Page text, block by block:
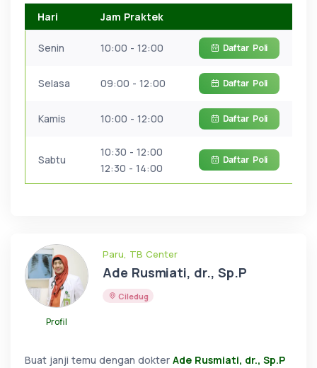
Hari Jam Praktek
Senin 10:00 - 12:00 Daftar Poli
Selasa 09:00 - 12:00 Daftar Poli
Kamis 10:00 - 12:00 Daftar Poli
Sabtu
10:30 - 12:00
12:30 - 14:00
Daftar Poli
Profil
Paru, TB Center
Ade Rusmiati, dr., Sp.P
Ciledug
Buat janji temu dengan dokter Ade Rusmiati, dr., Sp.P